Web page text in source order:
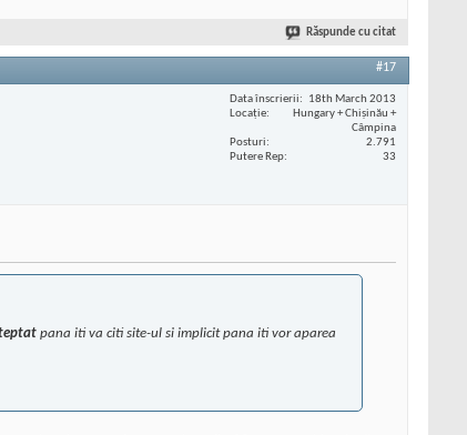
Răspunde cu citat
#17
Data înscrierii
18th March 2013
Locaţie
Hungary + Chișinău +
Câmpina
Posturi
2.791
Putere Rep
33
pana iti va citi site-ul si implicit pana iti vor aparea